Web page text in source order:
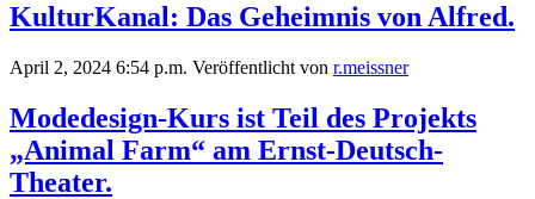
KulturKanal: Das Geheimnis von Alfred.
April 2, 2024 6:54 p.m. Veröffentlicht von r.meissner
Modedesign-Kurs ist Teil des Projekts
„Animal Farm“ am Ernst-Deutsch-
Theater.